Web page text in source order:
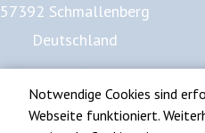
Notwendige Cookies sind
Webseite funktioniert.
57392 Schmallenberg
Deutschland
www.burgbad.de
Impressum
Datenschutz